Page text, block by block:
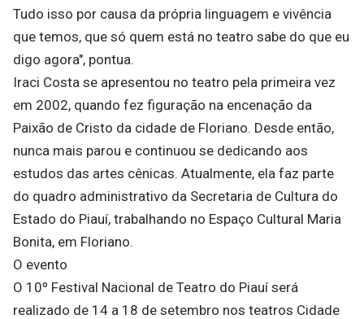
Tudo isso por causa da própria linguagem e vivência
que temos, que só quem está no teatro sabe do que eu
digo agora", pontua.
Iraci Costa se apresentou no teatro pela primeira vez
em 2002, quando fez figuração na encenação da
Paixão de Cristo da cidade de Floriano. Desde então,
nunca mais parou e continuou se dedicando aos
estudos das artes cênicas. Atualmente, ela faz parte
do quadro administrativo da Secretaria de Cultura do
Estado do Piauí, trabalhando no Espaço Cultural Maria
Bonita, em Floriano.
O evento
O 10º Festival Nacional de Teatro do Piauí será
realizado de 14 a 18 de setembro nos teatros Cidade